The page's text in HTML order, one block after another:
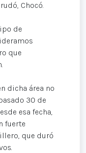
Chocó.
de
que
dicha área no
30 de
esa fecha,
fuerte
que duró